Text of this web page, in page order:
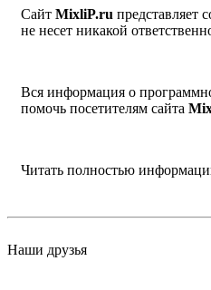
Сайт MixliP.ru представляет
не несет никакой
Вся информация о
помочь посетителям сайта
Читать полностью
Наши друзья